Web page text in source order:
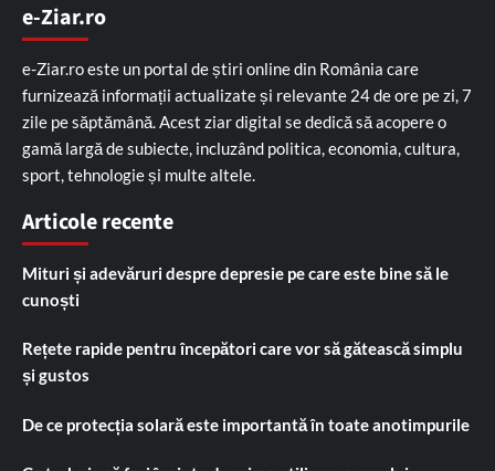
e-Ziar.ro
e-Ziar.ro este un portal de știri online din România care
furnizează informații actualizate și relevante 24 de ore pe zi, 7
zile pe săptămână. Acest ziar digital se dedică să acopere o
gamă largă de subiecte, incluzând politica, economia, cultura,
sport, tehnologie și multe altele.
Articole recente
Mituri și adevăruri despre depresie pe care este bine să le
cunoști
Rețete rapide pentru începători care vor să gătească simplu
și gustos
De ce protecția solară este importantă în toate anotimpurile